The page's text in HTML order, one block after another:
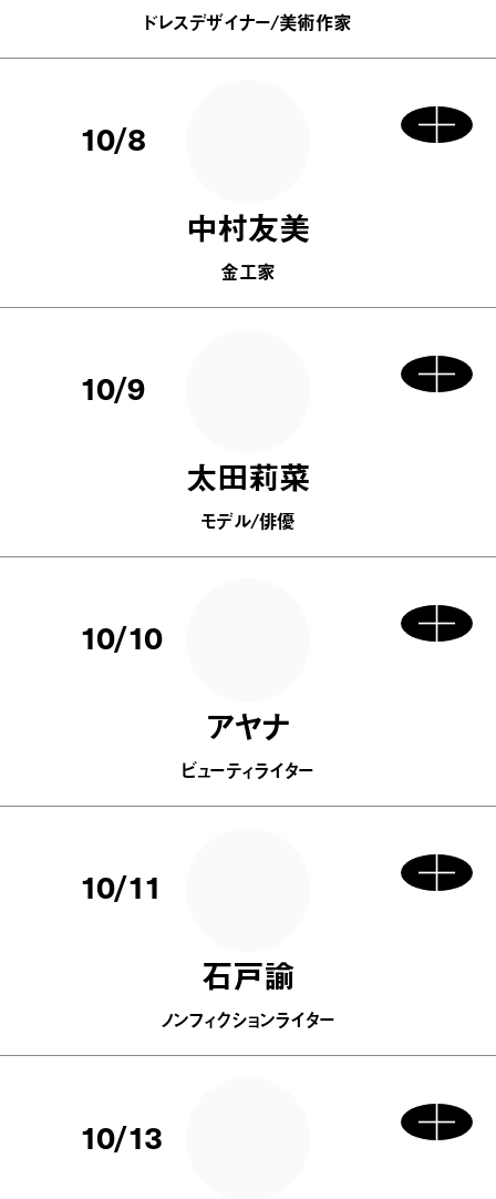
ドレスデザイナー/美術作家
10/8
中村友美
金工家
10/9
太田莉菜
モデル/俳優
10/10
アヤナ
ビューティライター
10/11
石戸諭
ノンフィクションライター
10/13